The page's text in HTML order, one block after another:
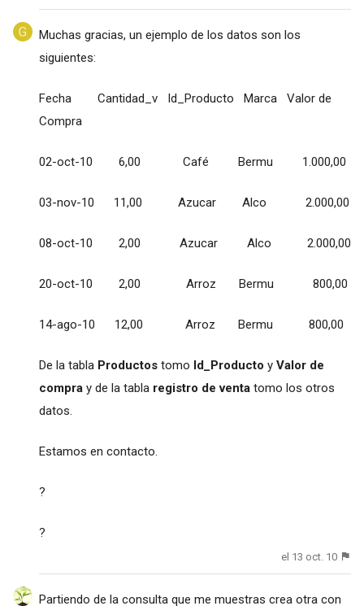
Muchas gracias, un ejemplo de los datos son los
siguientes:
Fecha Cantidad_v Id_Producto Marca Valor de
Compra
02-oct-10 6,00 Café Bermu 1.000,00
03-nov-10 11,00 Azucar Alco 2.000,00
08-oct-10 2,00 Azucar Alco 2.000,00
20-oct-10 2,00 Arroz Bermu 800,00
14-ago-10 12,00 Arroz Bermu 800,00
De la tabla Productostomo Id_Producto y Valor de
compra y de la tabla registro de ventatomo los otros
datos.
Estamos en contacto.
?
?
el 13 oct. 10
Partiendo de la consulta que me muestras crea otra con